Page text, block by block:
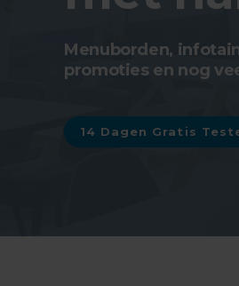
Menuborden,
promoties en nog
14 Dagen Gratis